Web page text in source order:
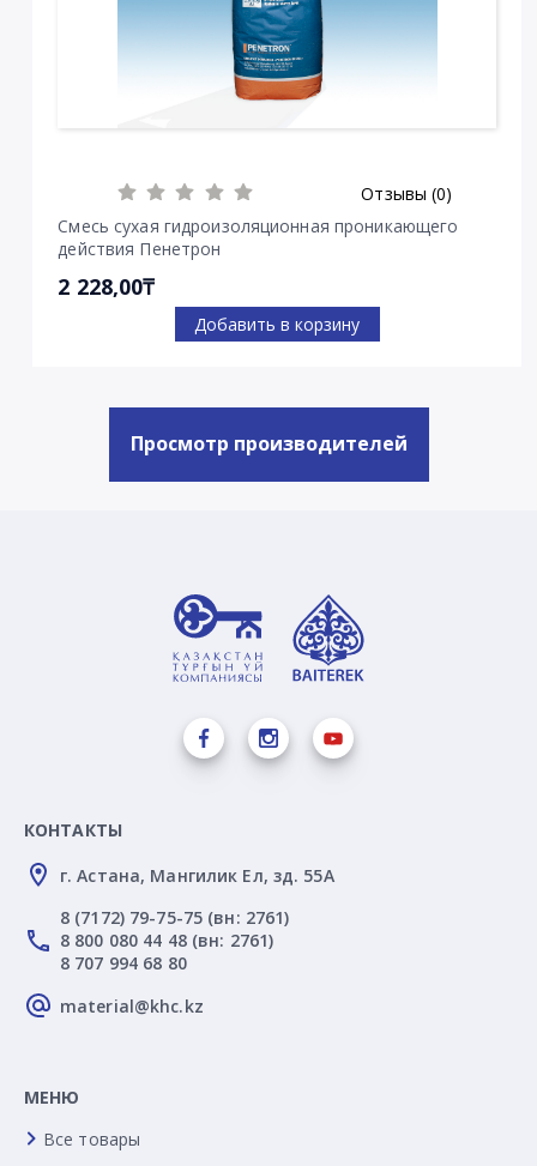
Отзывы (0)
Смесь сухая гидроизоляционная проникающего
действия Пенетрон
2 228,00₸
Добавить в корзину
Просмотр производителей
КОНТАКТЫ
г. Астана, Мангилик Ел, зд. 55А
8 (7172) 79-75-75 (вн: 2761)
8 800 080 44 48 (вн: 2761)
8 707 994 68 80
material@khc.kz
МЕНЮ
Все товары